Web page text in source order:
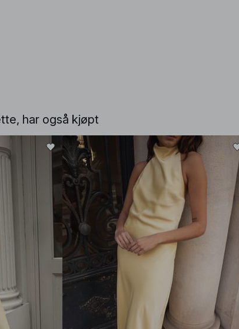
har også kjøpt